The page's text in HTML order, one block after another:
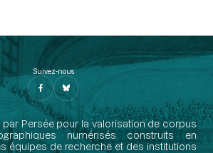
Suivez-nous
Persée pour la valorisation de corpus
numérisés construits en
équipes de recherche et des institutions